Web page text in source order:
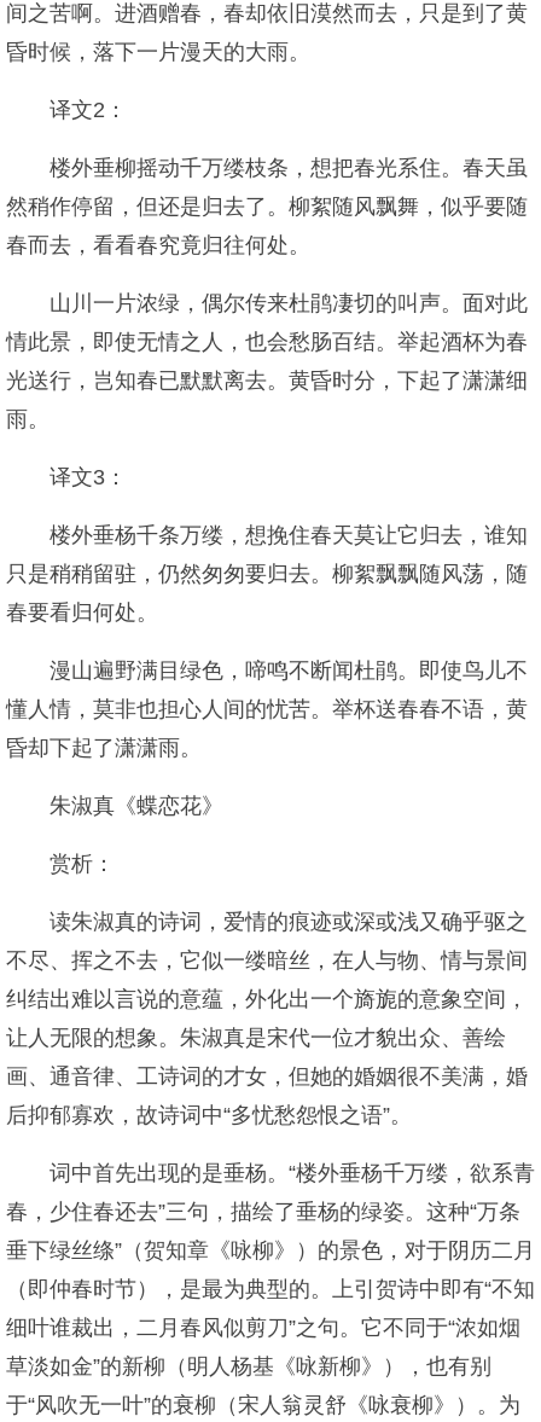
间之苦啊。进酒赠春，春却依旧漠然而去，只是到了黄
昏时候，落下一片漫天的大雨。
译文2：
楼外垂柳摇动千万缕枝条，想把春光系住。春天虽
然稍作停留，但还是归去了。柳絮随风飘舞，似乎要随
春而去，看看春究竟归往何处。
山川一片浓绿，偶尔传来杜鹃凄切的叫声。面对此
情此景，即使无情之人，也会愁肠百结。举起酒杯为春
光送行，岂知春已默默离去。黄昏时分，下起了潇潇细
雨。
译文3：
楼外垂杨千条万缕，想挽住春天莫让它归去，谁知
只是稍稍留驻，仍然匆匆要归去。柳絮飘飘随风荡，随
春要看归何处。
漫山遍野满目绿色，啼鸣不断闻杜鹃。即使鸟儿不
懂人情，莫非也担心人间的忧苦。举杯送春春不语，黄
昏却下起了潇潇雨。
朱淑真《蝶恋花》
赏析：
读朱淑真的诗词，爱情的痕迹或深或浅又确乎驱之
不尽、挥之不去，它似一缕暗丝，在人与物、情与景间
纠结出难以言说的意蕴，外化出一个旖旎的意象空间，
让人无限的想象。朱淑真是宋代一位才貌出众、善绘
画、通音律、工诗词的才女，但她的婚姻很不美满，婚
后抑郁寡欢，故诗词中“多忧愁怨恨之语”。
词中首先出现的是垂杨。“楼外垂杨千万缕，欲系青
春，少住春还去”三句，描绘了垂杨的绿姿。这种“万条
垂下绿丝绦”（贺知章《咏柳》）的景色，对于阴历二月
（即仲春时节），是最为典型的。上引贺诗中即有“不知
细叶谁裁出，二月春风似剪刀”之句。它不同于“浓如烟
草淡如金”的新柳（明人杨基《咏新柳》），也有别
于“风吹无一叶”的衰柳（宋人翁灵舒《咏衰柳》）。为